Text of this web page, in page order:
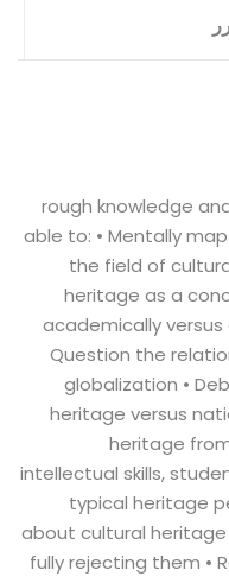
rough knowledge
able to: • Mentally
the field of
heritage as a
academically
Question the
globalization •
heritage versus
heritage
intellectual skills,
typical heritage
about cultural
fully rejecting them •